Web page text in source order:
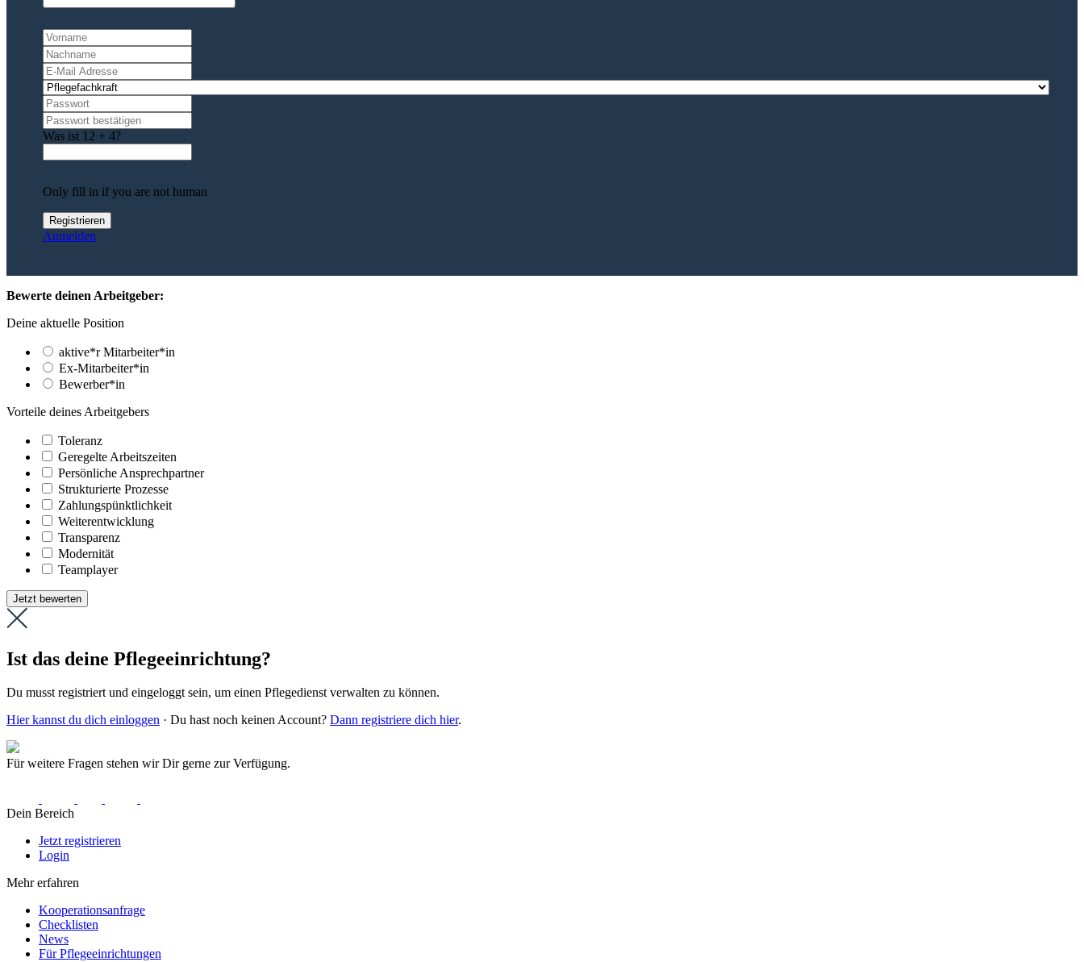
Was ist 12 + 4?
Only fill in if you are not human
Anmelden
Bewerte deinen Arbeitgeber:
Deine aktuelle Position
aktive*r Mitarbeiter*in
Ex-Mitarbeiter*in
Bewerber*in
Vorteile deines Arbeitgebers
Toleranz
Geregelte Arbeitszeiten
Persönliche Ansprechpartner
Strukturierte Prozesse
Zahlungs­pünktlichkeit
Weiter­entwicklung
Transparenz
Modernität
Teamplayer
Jetzt bewerten
Ist das deine Pflegeeinrichtung?
Du musst registriert und eingeloggt sein, um einen Pflegedienst verwalten zu können.
Hier kannst du dich einloggen · Du hast noch keinen Account? Dann registriere dich hier.
Für weitere Fragen stehen wir Dir gerne zur Verfügung.
Dein Bereich
Jetzt registrieren
Login
Mehr erfahren
Kooperationsanfrage
Checklisten
News
Für Pflegeeinrichtungen